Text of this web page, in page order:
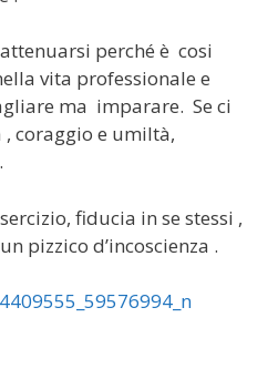
perché è cosi
vita professionale e
ma imparare. Se ci
coraggio e umiltà,
fiducia in se stessi ,
pizzico d’incoscienza .